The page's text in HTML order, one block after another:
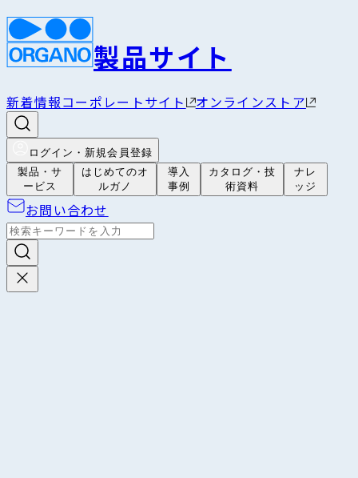
製品サイト
新着情報コーポレートサイト オンラインストア
ログイン・新規会員登録
製品・サ
ービス
はじめてのオ
ルガノ
導入
事例
カタログ・技
術資料
ナレ
ッジ
お問い合わせ